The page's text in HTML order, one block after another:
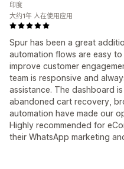
Spur has been a great
automation flows are easy
improve customer
team is responsive and
assistance. The dashboard
abandoned cart recovery,
automation have made our
Highly recommended for
their WhatsApp marketing
印度
大约1年 人在使用应用